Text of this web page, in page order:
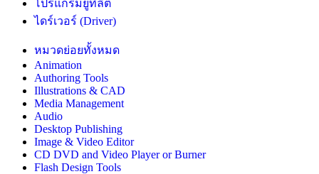
โปรแกรมยูทิลิตี้
ไดร์เวอร์ (Driver)
หมวดย่อยทั้งหมด
Animation
Authoring Tools
Illustrations & CAD
Media Management
Audio
Desktop Publishing
Image & Video Editor
CD DVD and Video Player or Burner
Flash Design Tools